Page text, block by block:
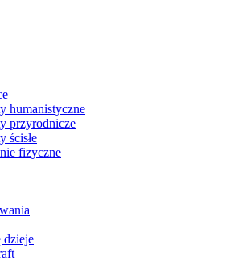
humanistyczne
przyrodnicze
ścisłe
fizyczne
dzieje